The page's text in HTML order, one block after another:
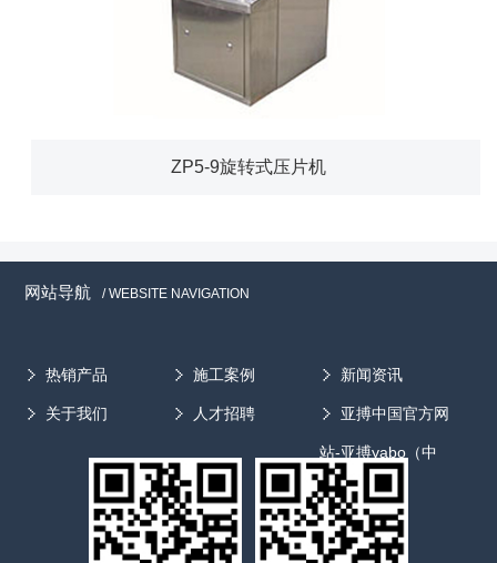
ZP5-9旋转式压片机
网站导航 / WEBSITE NAVIGATION
热销产品 施工案例 新闻资讯
关于我们 人才招聘 亚搏中国官方网
站-亚搏yabo（中
国）